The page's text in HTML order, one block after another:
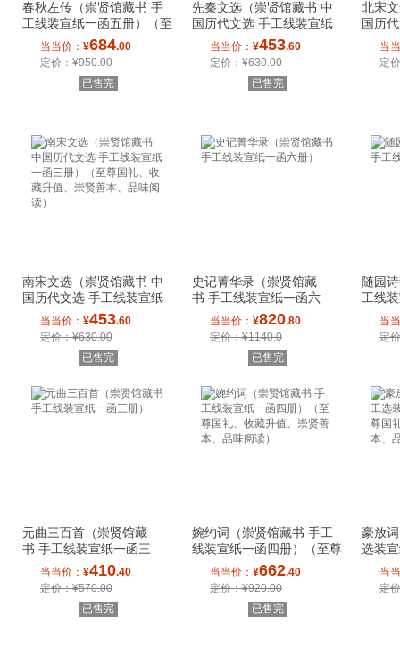
春秋左传（崇贤馆藏书 手
工线装宣纸一函五册）（至
尊国礼、收藏
当当价： ¥684.00
定价：¥950.00
已售完
先秦文选（崇贤馆藏书 中
国历代文选 手工线装宣纸
一函三册）（至
当当价： ¥453.60
定价：¥630.00
已售完
北宋
国历
一函
当
定
南宋文选（崇贤馆藏书 中
国历代文选 手工线装宣纸
一函三册）（至
当当价： ¥453.60
定价：¥630.00
已售完
史记菁华录（崇贤馆藏
书 手工线装宣纸一函六
册）当当价： ¥820.80
定价：¥1140.0
已售完
随园
工线
当
定
元曲三百首（崇贤馆藏
书 手工线装宣纸一函三
册）当当价： ¥410.40
定价：¥570.00
已售完
婉约词（崇贤馆藏书 手工
线装宣纸一函四册）（至尊
国礼、收藏升
当当价： ¥662.40
定价：¥920.00
已售完
豪放
选装
国礼
当
定